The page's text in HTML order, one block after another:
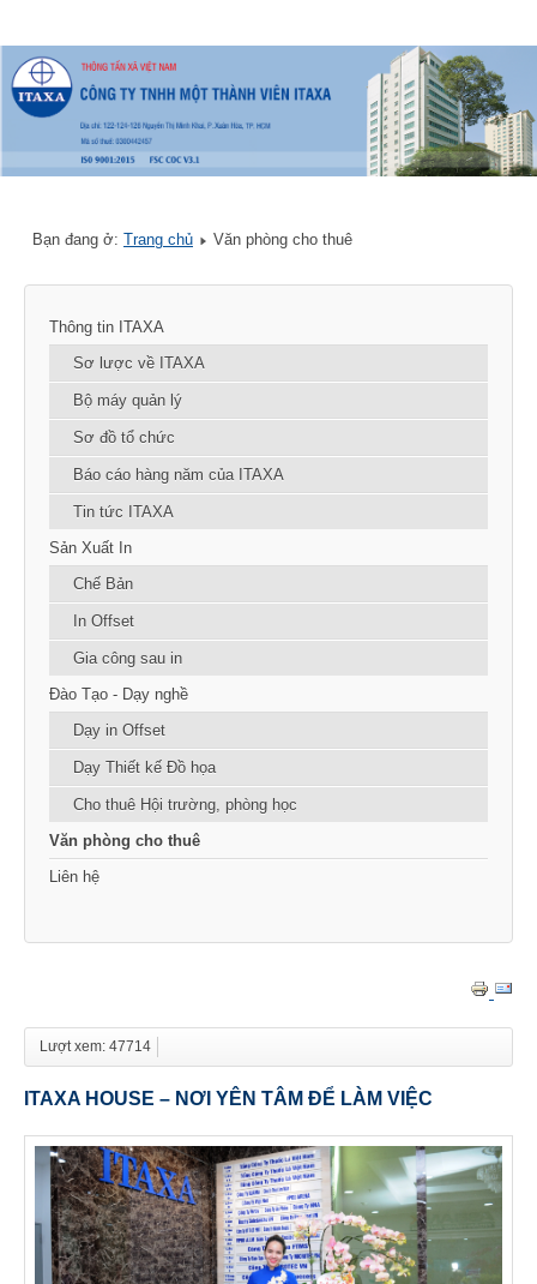
Bạn đang ở: Trang chủ Văn phòng cho thuê
Thông tin ITAXA
Sơ lược về ITAXA
Bộ máy quản lý
Sơ đồ tổ chức
Báo cáo hàng năm của ITAXA
Tin tức ITAXA
Sản Xuất In
Chế Bản
In Offset
Gia công sau in
Đào Tạo - Dạy nghề
Dạy in Offset
Dạy Thiết kế Đồ họa
Cho thuê Hội trường, phòng học
Văn phòng cho thuê
Liên hệ
Lượt xem: 47714
ITAXA HOUSE – NƠI YÊN TÂM ĐỂ LÀM VIỆC